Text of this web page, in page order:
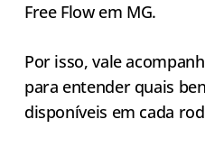
Free Flow em MG.
Por isso, vale
para entender quais
disponíveis em cada